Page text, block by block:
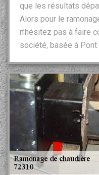
que les résultats
Alors pour le
n’hésitez pas à faire
société, basée à Pont